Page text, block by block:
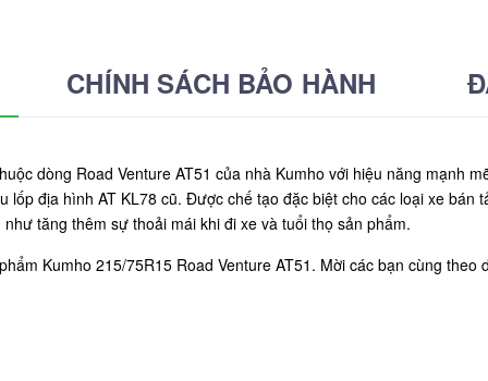
CHÍNH SÁCH BẢO HÀNH
dòng Road Venture AT51 của nhà Kumho với hiệu năng mạnh
địa hình AT KL78 cũ. Được chế tạo đặc biệt cho các loại xe bán
tăng thêm sự thoải mái khi đi xe và tuổi thọ sản phẩm.
Kumho 215/75R15 Road Venture AT51. Mời các bạn cùng theo